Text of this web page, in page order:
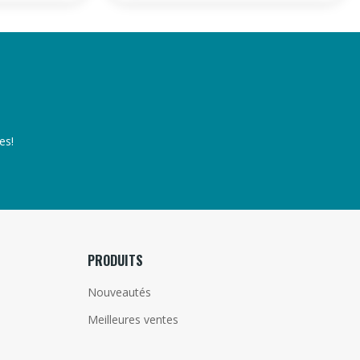
PRODUITS
Nouveautés
Meilleures ventes